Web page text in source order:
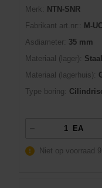
Merk:
NTN-SNR
Fabrikant art.nr::
M-
Asdiameter: 35 mm
Materiaal (lager):
Staal
Materiaal (lagerhuis):
Type boring:
EA
Niet op voorraad